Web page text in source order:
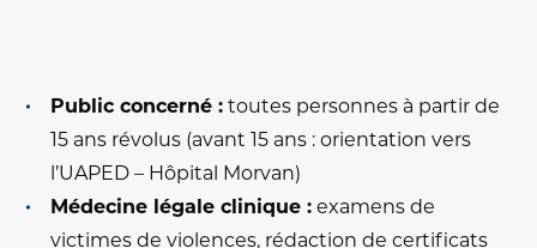
Public concerné : toutes personnes à partir de
15 ans révolus (avant 15 ans : orientation vers
l’UAPED – Hôpital Morvan)
Médecine légale clinique : examens de
victimes de violences, rédaction de certificats